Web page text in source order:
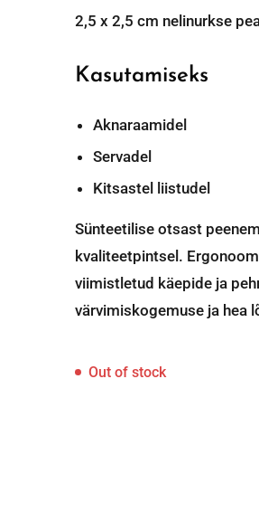
2,5 x 2,5 cm nelinurkse
Kasutamiseks
Aknaraamidel
Servadel
Kitsastel liistudel
Sünteetilise otsast
kvaliteetpintsel.
viimistletud käepide ja
värvimiskogemuse ja hea
Out of stock